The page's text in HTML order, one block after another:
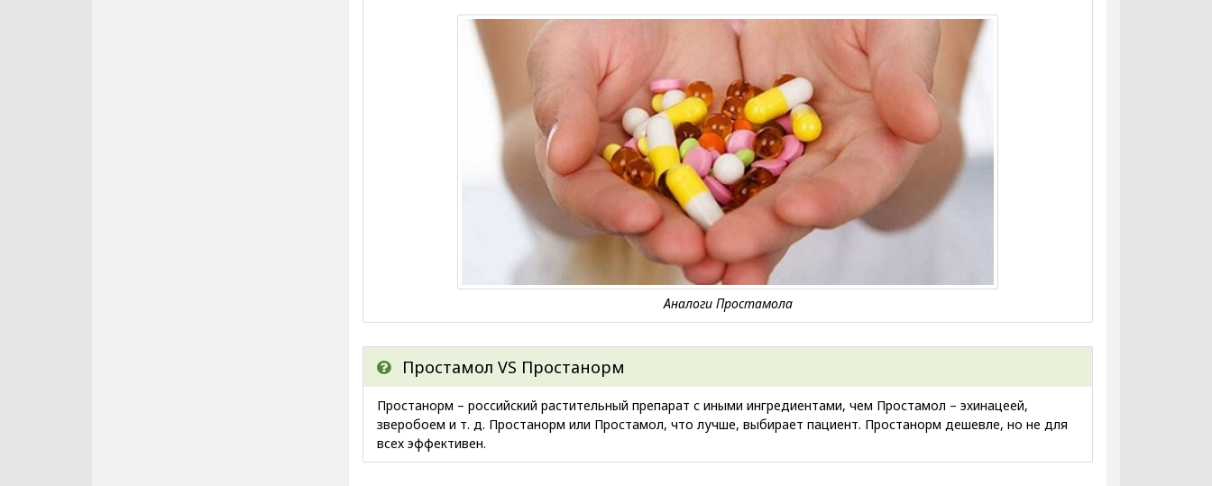
Простамол VS Простанорм
Простанорм – российский растительный препарат с иными ингредиентами, чем Простамол – эхинацеей,
зверобоем и т. д. Простанорм или Простамол, что лучше, выбирает пациент. Простанорм дешевле, но не для
всех эффективен.